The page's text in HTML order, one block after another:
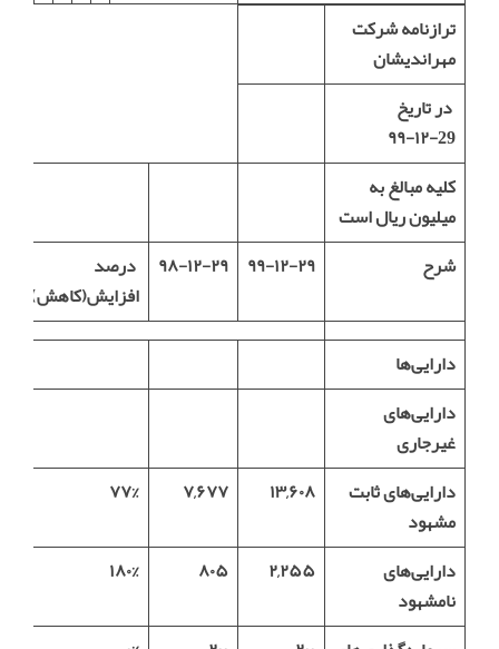
ترازنامه شرکت
مهراندیشان
در تاریخ
29-۱۲-۹۹
کلیه مبالغ به
میلیون ریال است
شرح
۹۹-۱۲-۲۹ ۹۸-۱۲-۲۹
درصد
افزایش(کاهش)
دارایی‌ها
دارایی‌های
غیرجاری
دارایی‌های ثابت
مشهود
۱۳,۶۰۸ ۷,۶۷۷ ۷۷%
دارایی‌های
نامشهود
۲,۲۵۵ ۸۰۵ ۱۸۰%